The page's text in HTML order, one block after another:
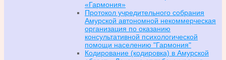
«Гармония»
Протокол учредительного собрания
Амурской автономной некоммерческая
организация по оказанию
консультативной психологической
помощи населению "Гармония"
Кодирование (кодировка) в Амурской